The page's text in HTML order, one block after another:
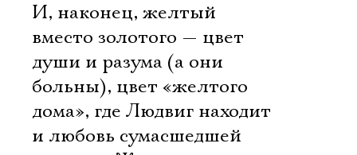
И, наконец, желтый
вместо золотого — цвет
души и разума (а они
больны), цвет «желтого
дома», где Людвиг находит
и любовь сумасшедшей